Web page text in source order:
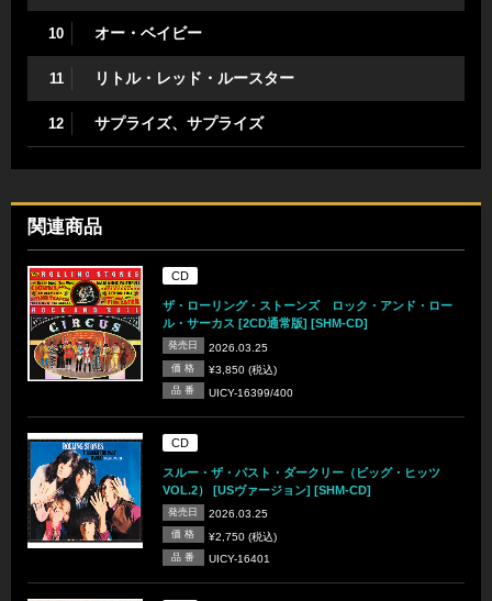
10 オー・ベイビー
11 リトル・レッド・ルースター
12 サプライズ、サプライズ
関連商品
CD
ザ・ローリング・ストーンズ ロック・アンド・ロー
ル・サーカス [2CD通常版] [SHM-CD]
発売日 2026.03.25
価 格 ¥3,850 (税込)
品 番 UICY-16399/400
CD
スルー・ザ・パスト・ダークリー（ビッグ・ヒッツ
VOL.2） [USヴァージョン] [SHM-CD]
発売日 2026.03.25
価 格 ¥2,750 (税込)
品 番 UICY-16401